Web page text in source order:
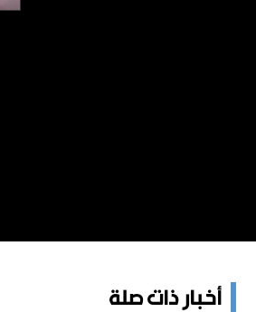
أخبار ذات صلة